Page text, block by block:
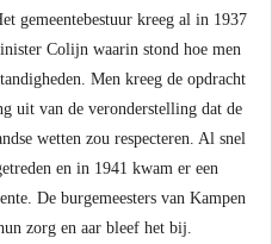
gemeentebestuur kreeg al in 1937
Colijn waarin stond hoe men
Men kreeg de opdracht
uit van de veronderstelling dat de
wetten zou respecteren. Al snel
en in 1941 kwam er een
De burgemeesters van Kampen
zorg en aar bleef het bij.